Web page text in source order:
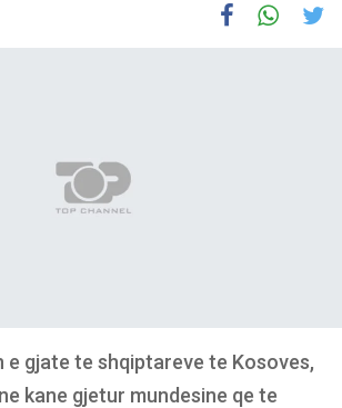
e gjate te shqiptareve te Kosoves,
kane gjetur mundesine qe te